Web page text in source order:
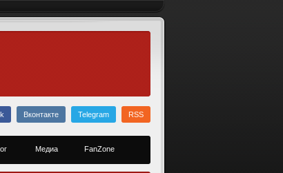
Вконтакте Telegram RSS
Медиа FanZone